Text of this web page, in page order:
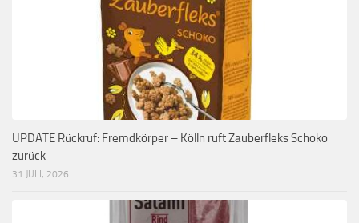
UPDATE Rückruf: Fremdkörper – Kölln ruft Zauberfleks Schoko
zurück
31 JULI, 2026